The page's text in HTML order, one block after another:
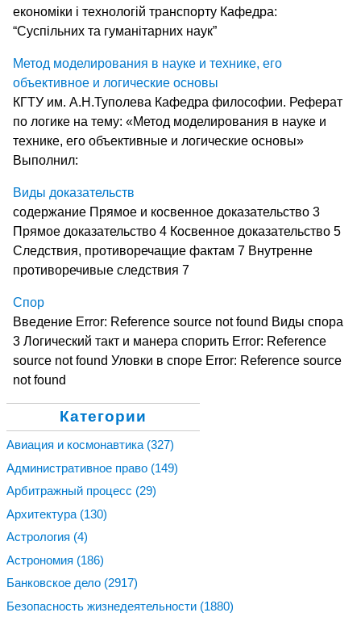
економіки і технологій транспорту Кафедра:
“Суспільних та гуманітарних наук”
Метод моделирования в науке и технике, его
объективное и логические основы
КГТУ им. А.Н.Туполева Кафедра философии. Реферат
по логике на тему: «Метод моделирования в науке и
технике, его объективные и логические основы»
Выполнил:
Виды доказательств
содержание Прямое и косвенное доказательство 3
Прямое доказательство 4 Косвенное доказательство 5
Следствия, противоречащие фактам 7 Внутренне
противоречивые следствия 7
Спор
Введение Error: Reference source not found Виды спора
3 Логический такт и манера спорить Error: Reference
source not found Уловки в споре Error: Reference source
not found
Категории
Авиация и космонавтика (327)
Административное право (149)
Арбитражный процесс (29)
Архитектура (130)
Астрология (4)
Астрономия (186)
Банковское дело (2917)
Безопасность жизнедеятельности (1880)